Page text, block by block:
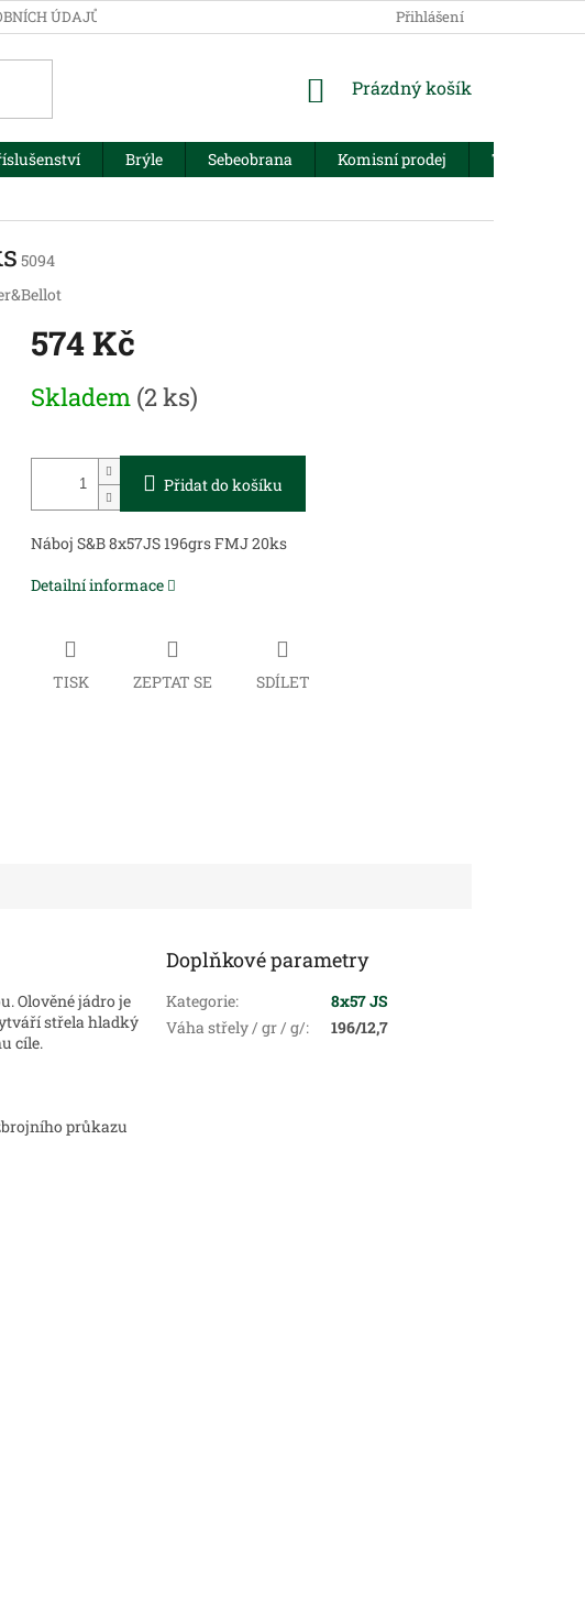
ÚDAJŮ Přihlášení
NÁKUPNÍ
Prázdný košík
Brýle Sebeobrana Komisní prodej
Trezory
5094
574 Kč
cena:
Skladem (2 ks)
Přidat do košíku
Náboj S&B 8x57JS 196grs FMJ 20ks
Detailní informace
TISK ZEPTAT SE SDÍLET
Olověné jádro je
střela hladký
cíle.
průkazu
Doplňkové parametry
Kategorie:
8x57 JS
Váha střely / gr / g/: 196/12,7